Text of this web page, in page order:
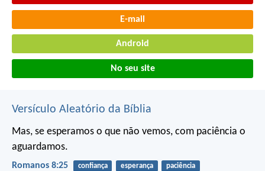
E-mail
Android
No seu site
Versículo Aleatório da Bíblia
Mas, se esperamos o que não vemos, com paciência o
aguardamos.
Romanos 8:25 confiança esperança paciência